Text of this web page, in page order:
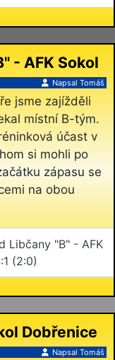
- AFK Sokol
Napsal Tomáš
jsme zajížděli
místní B-tým.
účast v
si mohli po
zápasu se
na obou
Libčany "B" - AFK
(2:0)
Dobřenice
Napsal Tomáš